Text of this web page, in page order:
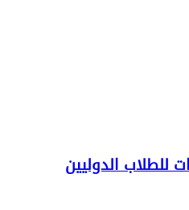
للطلاب الدوليين